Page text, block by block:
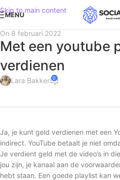
Skip to main content
MENU
On 8 februari 2022
Met een youtube
verdienen
Lara Bakker 0
Ja, je kunt geld verdienen met een
indirect. YouTube betaalt je niet
Je verdient geld met de video’s in
jou zijn, je kanaal aan de
hebt staan. Een goede playlist kan